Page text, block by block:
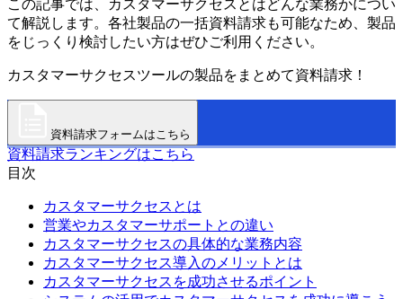
この記事では、カスタマーサクセスとはどんな業務かについ
て解説します。各社製品の一括資料請求も可能なため、製品
をじっくり検討したい方はぜひご利用ください。
カスタマーサクセスツールの製品をまとめて資料請求！
資料請求フォームはこちら
資料請求ランキングはこちら
目次
カスタマーサクセスとは
営業やカスタマーサポートとの違い
カスタマーサクセスの具体的な業務内容
カスタマーサクセス導入のメリットとは
カスタマーサクセスを成功させるポイント